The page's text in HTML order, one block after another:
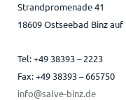
Strandpromenade 41
18609 Ostseebad Binz auf
Tel: +49 38393 – 2223
Fax: +49 38393 – 665750
info@salve-binz.de